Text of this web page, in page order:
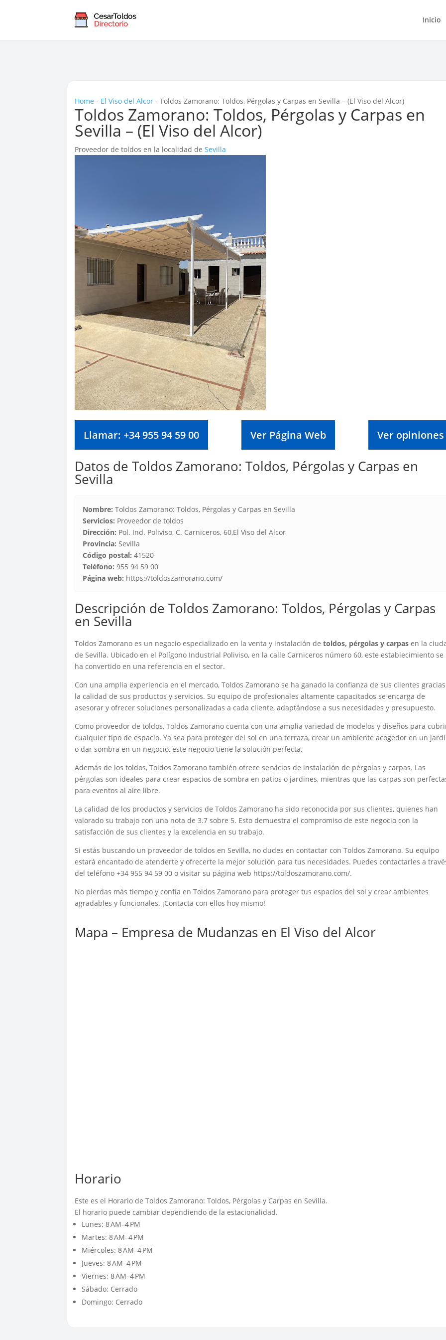
Inicio
Home - El Viso del Alcor -Toldos Zamorano: Toldos, Pérgolas y Carpas en Sevilla – (El Viso del Alcor)
Toldos Zamorano: Toldos, Pérgolas y Carpas en
Sevilla – (El Viso del Alcor)
Proveedor de toldos en la localidad deSevilla
Llamar: +34 955 94 59 00 Ver Página Web Ver opiniones
Datos de Toldos Zamorano: Toldos, Pérgolas y Carpas en
Sevilla
Nombre: Toldos Zamorano: Toldos, Pérgolas y Carpas en Sevilla
Servicios: Proveedor de toldos
Dirección: Pol. Ind. Poliviso, C. Carniceros, 60,El Viso del Alcor
Provincia: Sevilla
Código postal: 41520
Teléfono: 955 94 59 00
Página web: https://toldoszamorano.com/
Descripción de Toldos Zamorano: Toldos, Pérgolas y Carpas
en Sevilla
Toldos Zamorano es un negocio especializado en la venta y instalación detoldos, pérgolas y carpas en la
de Sevilla. Ubicado en el Polígono Industrial Poliviso, en la calle Carniceros número 60, este establecimiento se
ha convertido en una referencia en el sector.
Con una amplia experiencia en el mercado, Toldos Zamorano se ha ganado la confianza de sus clientes
la calidad de sus productos y servicios. Su equipo de profesionales altamente capacitados se encarga de
asesorar y ofrecer soluciones personalizadas a cada cliente, adaptándose a sus necesidades y presupuesto.
Como proveedor de toldos, Toldos Zamorano cuenta con una amplia variedad de modelos y diseños para
cualquier tipo de espacio. Ya sea para proteger del sol en una terraza, crear un ambiente acogedor en un
o dar sombra en un negocio, este negocio tiene la solución perfecta.
Además de los toldos, Toldos Zamorano también ofrece servicios de instalación de pérgolas y carpas. Las
pérgolas son ideales para crear espacios de sombra en patios o jardines, mientras que las carpas son
para eventos al aire libre.
La calidad de los productos y servicios de Toldos Zamorano ha sido reconocida por sus clientes, quienes han
valorado su trabajo con una nota de 3.7 sobre 5. Esto demuestra el compromiso de este negocio con la
satisfacción de sus clientes y la excelencia en su trabajo.
Si estás buscando un proveedor de toldos en Sevilla, no dudes en contactar con Toldos Zamorano. Su equipo
estará encantado de atenderte y ofrecerte la mejor solución para tus necesidades. Puedes contactarles a
del teléfono +34 955 94 59 00 o visitar su página web https://toldoszamorano.com/.
No pierdas más tiempo y confía en Toldos Zamorano para proteger tus espacios del sol y crear ambientes
agradables y funcionales. ¡Contacta con ellos hoy mismo!
Mapa – Empresa de Mudanzas en El Viso del Alcor
Horario
Este es el Horario de Toldos Zamorano: Toldos, Pérgolas y Carpas en Sevilla.
El horario puede cambiar dependiendo de la estacionalidad.
Lunes: 8 AM–4 PM
Martes: 8 AM–4 PM
Miércoles: 8 AM–4 PM
Jueves: 8 AM–4 PM
Viernes: 8 AM–4 PM
Sábado: Cerrado
Domingo: Cerrado